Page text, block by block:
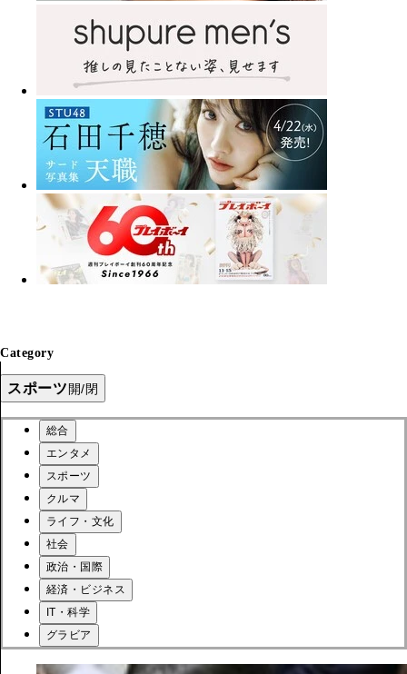
Category
スポーツ開/閉
総合
エンタメ
スポーツ
クルマ
ライフ・文化
社会
政治・国際
経済・ビジネス
IT・科学
グラビア